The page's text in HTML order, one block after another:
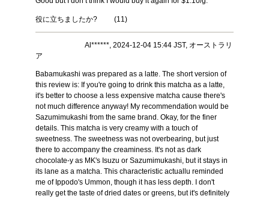
役に立ちましたか? (11)
Al******, 2024-12-04 15:44 JST, オーストラリ
ア
Babamukashi was prepared as a latte. The short version of
this review is: If you're going to drink this matcha as a latte,
it's better to choose a less expensive matcha cause there's
not much difference anyway! My recommendation would be
Sazumimukashi from the same brand. Okay, for the finer
details. This matcha is very creamy with a touch of
sweetness. The sweetness was not overbearing, but just
there to accompany the creaminess. It's not as dark
chocolate-y as MK's Isuzu or Sazumimukashi, but it stays in
its lane as a matcha. This characteristic actuallu reminded
me of Ippodo's Ummon, though it has less depth. I don't
really get the taste of dried dates or greens, but it's definitely